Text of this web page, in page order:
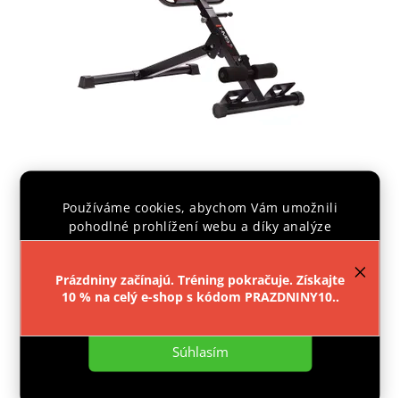
Používáme cookies, abychom Vám umožnili
pohodlné prohlížení webu a díky analýze
provozu webu neustále zlepšovali jeho funkce,
Nastavenie
Súhlasím
Prázdniny začínajú. Tréning pokračuje. Získajte
10 % na celý e-shop s kódom PRAZDNINY10..
Vyprodáno
Do košíka